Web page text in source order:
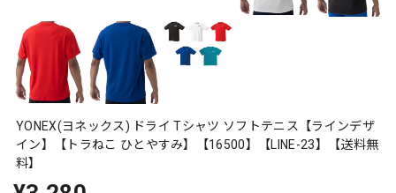
YONEX(ヨネックス) ドライ Tシャツ ソフトテニス【ラインデザ
イン】【トラねこ ひとやすみ】【16500】【LINE-23】【送料無
料】